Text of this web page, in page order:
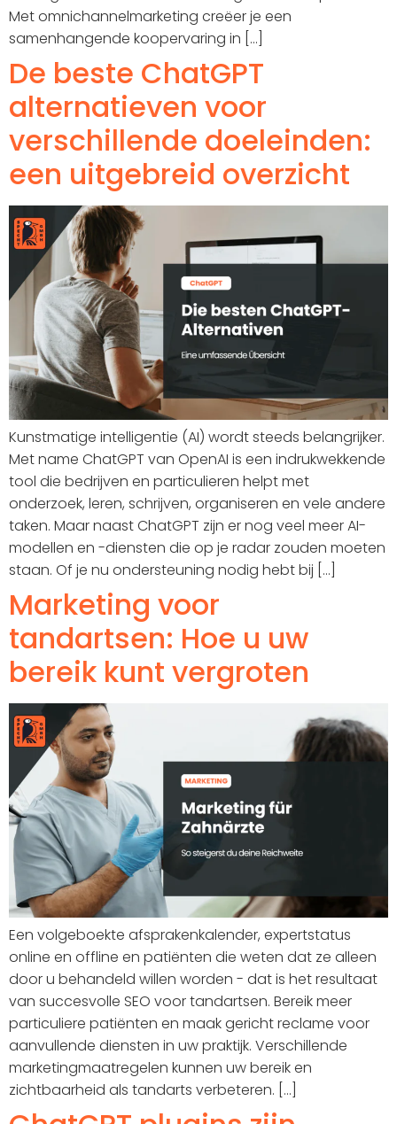
Met omnichannelmarketing creëer je een
samenhangende koopervaring in [...]
De beste ChatGPT
alternatieven voor
verschillende doeleinden:
een uitgebreid overzicht
Kunstmatige intelligentie (AI) wordt steeds belangrijker.
Met name ChatGPT van OpenAI is een indrukwekkende
tool die bedrijven en particulieren helpt met
onderzoek, leren, schrijven, organiseren en vele andere
taken. Maar naast ChatGPT zijn er nog veel meer AI-
modellen en -diensten die op je radar zouden moeten
staan. Of je nu ondersteuning nodig hebt bij [...]
Marketing voor
tandartsen: Hoe u uw
bereik kunt vergroten
Een volgeboekte afsprakenkalender, expertstatus
online en offline en patiënten die weten dat ze alleen
door u behandeld willen worden - dat is het resultaat
van succesvolle SEO voor tandartsen. Bereik meer
particuliere patiënten en maak gericht reclame voor
aanvullende diensten in uw praktijk. Verschillende
marketingmaatregelen kunnen uw bereik en
zichtbaarheid als tandarts verbeteren. [...]